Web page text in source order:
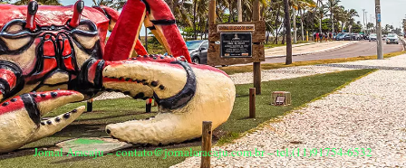
Jornal Aracaju –contato@jornalaracaju.com.br– tel.(11)91754-6532